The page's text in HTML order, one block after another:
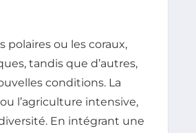
ou les coraux,
tandis que d’autres,
conditions. La
l’agriculture intensive,
En intégrant une